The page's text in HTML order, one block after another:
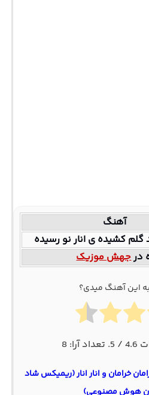
آهنگ
گلم کشیده ی انار نو رسیده
درجهش موزیک
این آهنگ میدی؟
4.6 / 5. تعداد آرا: 8
خرامان و انار انار (ریمیکس شاد
هوش مصنوعی)